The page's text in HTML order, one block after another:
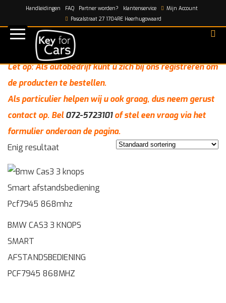
Handleidingen FAQ Partner worden? klantenservice
Mijn Account
Pascalstraat 27 1704RE Heerhugowaard
Home/bmrk04
bmrk04
Let op: Als autobedrijf kunt u zich bij ons registreren om
de producten te bestellen.
Als particulier helpen wij u ook graag, dus neem gerust
contact op. Bel072-5723101of stel een vraag via het
formulier onderaan de pagina.
Enig resultaat
BMW CAS3 3 KNOPS
SMART
AFSTANDSBEDIENING
PCF7945 868MHZ